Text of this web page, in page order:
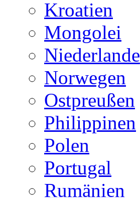
Kroatien
Mongolei
Niederlande
Norwegen
Ostpreußen
Philippinen
Polen
Portugal
Rumänien